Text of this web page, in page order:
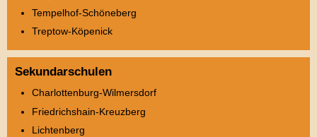
Tempelhof-Schöneberg
Treptow-Köpenick
Sekundarschulen
Charlottenburg-Wilmersdorf
Friedrichshain-Kreuzberg
Lichtenberg